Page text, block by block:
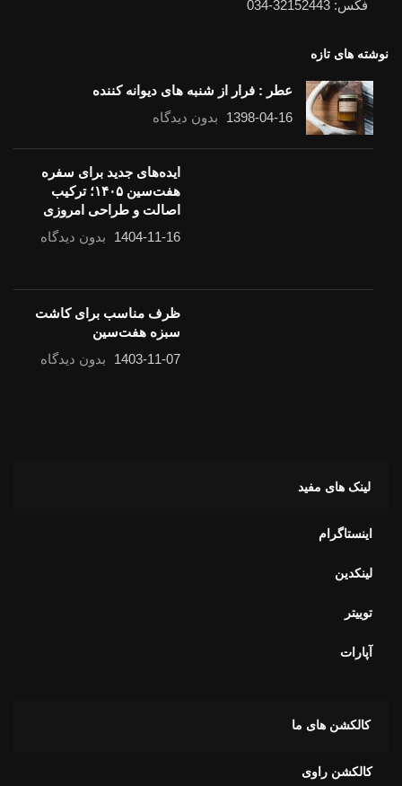
فکس: 32152443-034
نوشته های تازه
عطر : فرار از شنبه های دیوانه کننده
1398-04-16
بدون دیدگاه
ایده‌های جدید برای سفره
هفت‌سین ۱۴۰۵؛ ترکیب
اصالت و طراحی امروزی
1404-11-16
بدون دیدگاه
سبزه هفت‌سین
1403-11-07 بدون دیدگاه
آپارات